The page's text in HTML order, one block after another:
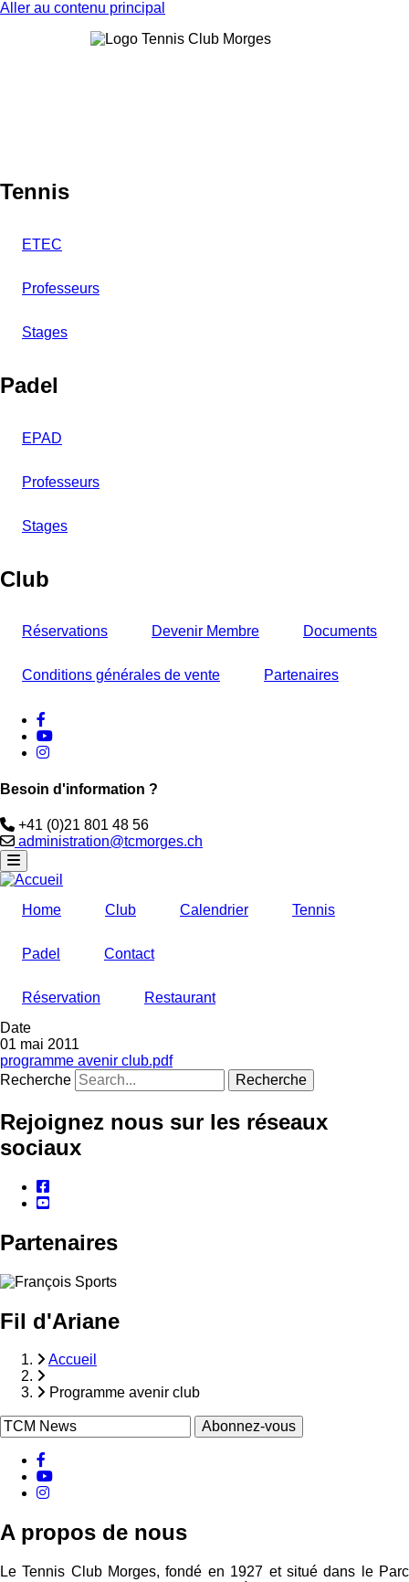
Aller au contenu principal
Tennis
ETEC
Professeurs
Stages
Padel
EPAD
Professeurs
Stages
Club
Réservations Devenir Membre Documents
Conditions générales de vente Partenaires
Youtube
instagram
Besoin d'information ?
Téléphone
+41 (0)21 801 48 56
Email
administration@tcmorges.ch
Home Club Calendrier Tennis
Padel Contact
Réservation
Restaurant
Date
01 mai 2011
programme avenir club.pdf
Recherche
Rejoignez nous sur les réseaux
sociaux
facebook
youtube
Partenaires
Fil d'Ariane
Accueil
Programme avenir club
Youtube
instagram
A propos de nous
Le Tennis Club Morges, fondé en 1927 et situé dans le Parc